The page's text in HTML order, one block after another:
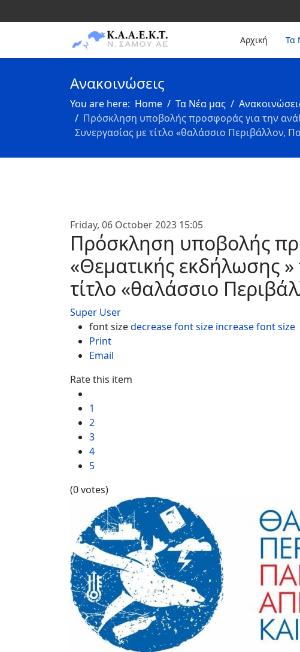
Αρχική Τα
Ανακοινώσεις
You are here: Home Τα Νέα μας
Πρόσκληση υποβολής προσφοράς για την
Συνεργασίας με τίτλο «θαλάσσιο Περιβάλλον,
Friday, 06 October 2023 15:05
Πρόσκληση υποβολής
«Θεματικής εκδήλωσης »
τίτλο «θαλάσσιο
Super User
font sizedecrease font size increase font size
Print
Email
Rate this item
1
2
3
4
5
(0 votes)